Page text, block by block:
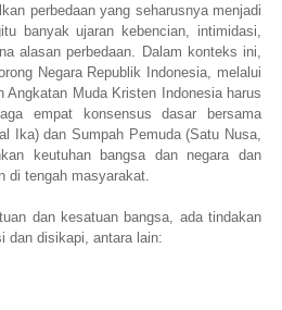
perbedaan yang seharusnya menjadi
banyak ujaran kebencian, intimidasi,
alasan perbedaan. Dalam konteks ini,
Negara Republik Indonesia, melalui
Muda Kristen Indonesia harus
empat konsensus dasar bersama
Ika) dan Sumpah Pemuda (Satu Nusa,
keutuhan bangsa dan negara dan
di tengah masyarakat.
dan kesatuan bangsa, ada tindakan
dan disikapi, antara lain: